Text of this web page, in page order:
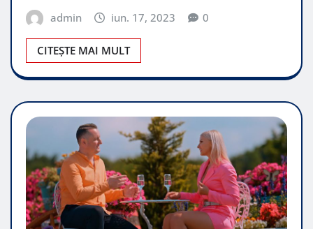
admin iun. 17, 2023 0
CITEȘTE MAI MULT